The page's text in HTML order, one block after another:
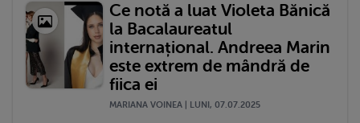
Ce notă a luat Violeta Bănică
la Bacalaureatul
internațional. Andreea Marin
este extrem de mândră de
fiica ei
MARIANA VOINEA | LUNI, 07.07.2025